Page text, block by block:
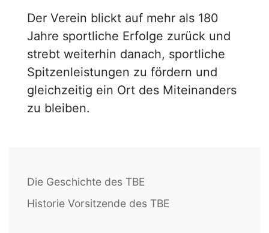
Der Verein blickt auf mehr als 180
Jahre sportliche Erfolge zurück und
strebt weiterhin danach, sportliche
Spitzenleistungen zu fördern und
gleichzeitig ein Ort des Miteinanders
zu bleiben.
Die Geschichte des TBE
Historie Vorsitzende des TBE